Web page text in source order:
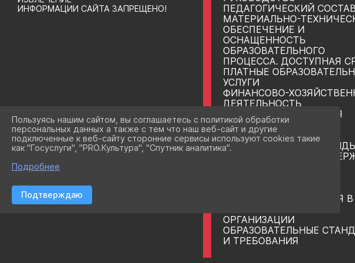
ИНФОРМАЦИИ САЙТА ЗАПРЕЩЕНО!
ПЕДАГОГИЧЕСКИЙ СОСТАВ
МАТЕРИАЛЬНО-
ОБЕСПЕЧЕНИЕ И
ОСНАЩЕННОСТЬ
ОБРАЗОВАТЕЛЬНОГО
ПРОЦЕССА. ДОСТУПНАЯ
ПЛАТНЫЕ
УСЛУГИ
ФИНАНСОВО-
ДЕЯТЕЛЬНОСТЬ
ВАКАНТНЫЕ МЕСТА ДЛЯ
ПРИЕМА (ПЕРЕВОДА)
ОБУЧАЮЩИХСЯ
СТИПЕНДИИ И ИНЫЕ
МАТЕРИАЛЬНОЙ
ОРГАНИЗАЦИЯ ПИТАНИЯ В
ОРГАНИЗАЦИИ
ОБРАЗОВАТЕЛЬНЫЕ
И ТРЕБОВАНИЯ
Пользуясь нашим сайтом, вы соглашаетесь с политикой обработки
персональных данных а также с тем что наш веб-сайт и другие
подключенные к веб-сайту сторонние сервисы используют cookies такие
как "Госуслуги", "PRO.Культура", "Спутник аналитика".
Подробнее
Подтверждаю